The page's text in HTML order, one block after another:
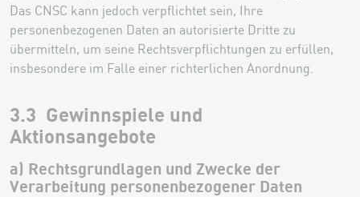
Das CNSC kann jedoch verpflichtet sein, Ihre
personenbezogenen Daten an autorisierte Dritte zu
übermitteln, um seine Rechtsverpflichtungen zu erfüllen,
insbesondere im Falle einer richterlichen Anordnung.
3.3 Gewinnspiele und
Aktionsangebote
a) Rechtsgrundlagen und Zwecke der
Verarbeitung personenbezogener Daten